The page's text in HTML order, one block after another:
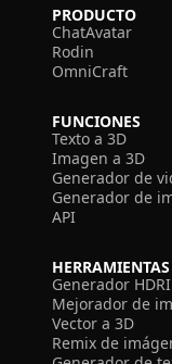
PRODUCTO
ChatAvatar
Rodin
OmniCraft
FUNCIONES
Texto a 3D
Imagen a 3D
Generador de
Generador de
API
HERRAMIENTAS
Generador HDRI
Mejorador de
Vector a 3D
Remix de